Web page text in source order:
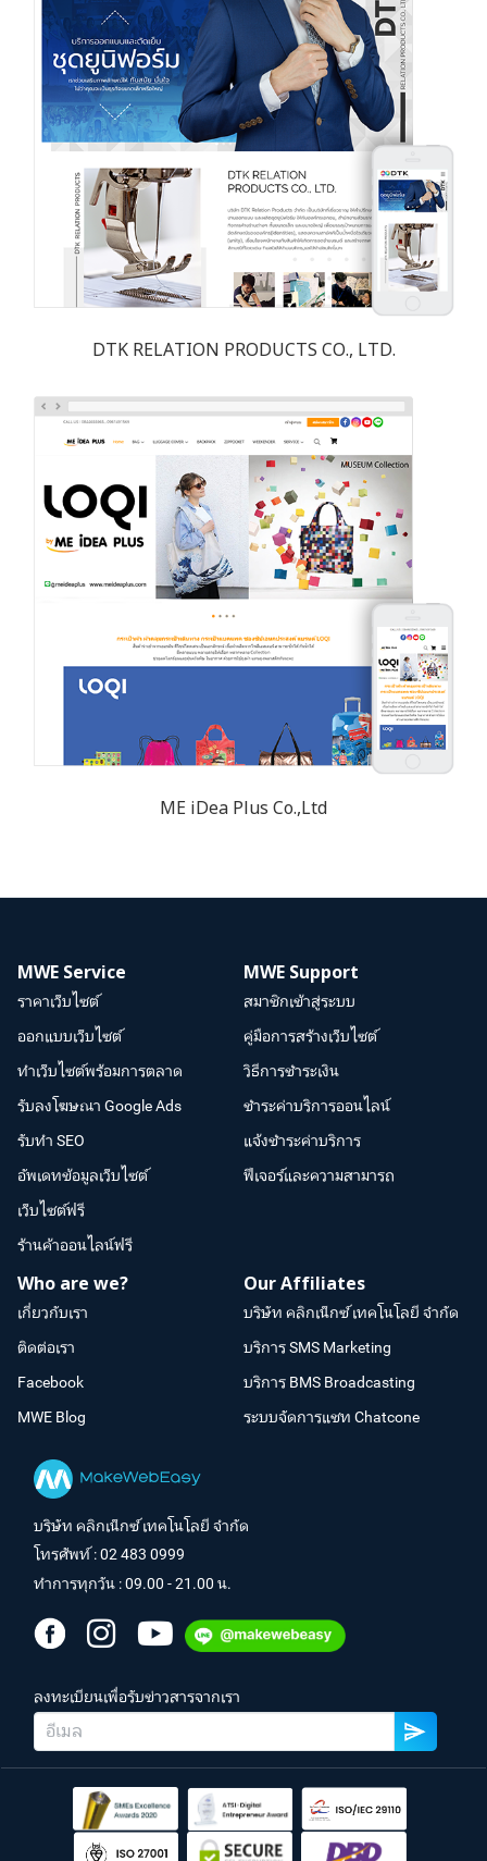
DTK RELATION PRODUCTS CO., LTD.
ME iDea Plus Co.,Ltd
MWE Service
ราคาเว็บไซต์
ออกแบบเว็บไซต์
ทำเว็บไซต์พร้อมการตลาด
รับลงโฆษณา Google Ads
รับทำ SEO
อัพเดทข้อมูลเว็บไซต์
เว็บไซต์ฟรี
ร้านค้าออนไลน์ฟรี
MWE Support
สมาชิกเข้าสู่ระบบ
คู่มือการสร้างเว็บไซต์
วิธีการชำระเงิน
ชำระค่าบริการออนไลน์
แจ้งชำระค่าบริการ
ฟีเจอร์และความสามารถ
Who are we?
เกี่ยวกับเรา
ติดต่อเรา
Facebook
MWE Blog
Our Affiliates
บริษัท คลิกเน็กซ์ เทคโนโลยี จำกัด
บริการ SMS Marketing
บริการ BMS Broadcasting
ระบบจัดการแชท Chatcone
บริษัท คลิกเน็กซ์ เทคโนโลยี จำกัด
โทรศัพท์ :02 483 0999
ทำการทุกวัน : 09.00 - 21.00 น.
ลงทะเบียนเพื่อรับข่าวสารจากเรา